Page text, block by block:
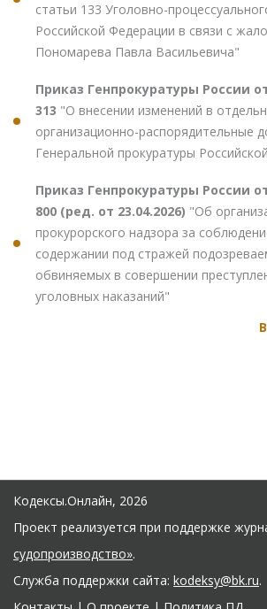
статьи 133 Уголовно-
Российской Федерации в связи с
Пономарева Павла Васильевича"
Приказ Генпрокуратуры России
313 "О внесении изменений в
организационно-распорядительные
Генеральной прокуратуры
Приказ Генпрокуратуры России
800 (ред. от 23.04.2026) "Об
прокурорского надзора за
содержании под стражей
обвиняемых в совершении
уголовных наказаний"
Кодексы.Онлайн, 2026
Проект реализуется при поддержке
судопроизводство».
Служба поддержки сайта: kodeksy@bk.ru.